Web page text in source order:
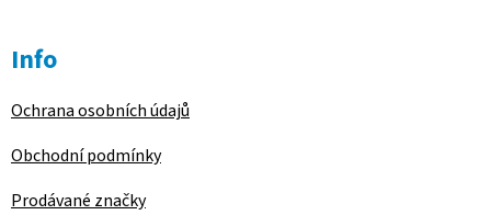
Info
Ochrana osobních údajů
Obchodní podmínky
Prodávané značky